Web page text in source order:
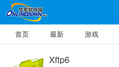
首页 最新 游戏
Xftp6